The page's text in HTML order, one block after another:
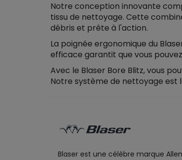
Notre conception innovante
tissu de nettoyage. Cette
débris et prête à l'action.
La poignée ergonomique du
efficace garantit que vous
Avec le Blaser Bore Blitz, vous
Notre système de nettoyage est
Blaser est une célèbre marque